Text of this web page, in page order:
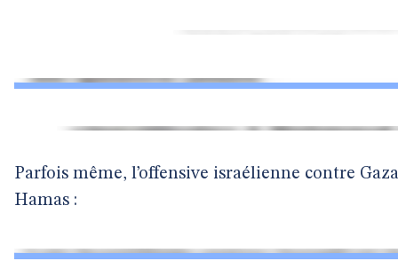
Parfois même, l’offensive israélienne contre
Hamas :